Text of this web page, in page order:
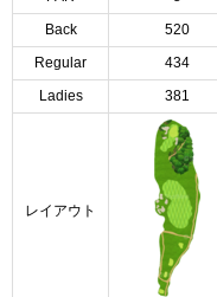
Back 520
Regular 434
Ladies 381
レイアウト